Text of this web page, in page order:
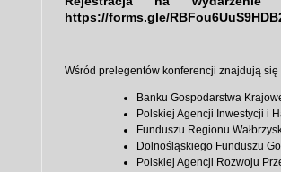
https://forms.gle/
Wśród prelegentów konferencji znajdują
Banku Gospodarstwa
Polskiej Agencji Inwestycji i
Funduszu Regionu
Dolnośląskiego Funduszu
Polskiej Agencji Rozwoju